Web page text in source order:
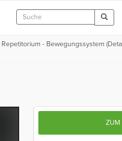
- Bewegungssystem
ZUM